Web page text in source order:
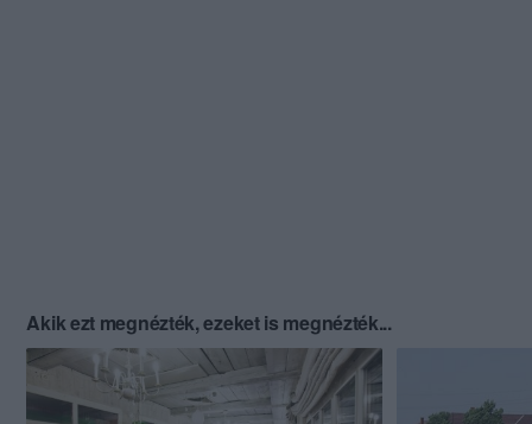
Akik ezt megnézték, ezeket is megnézték...